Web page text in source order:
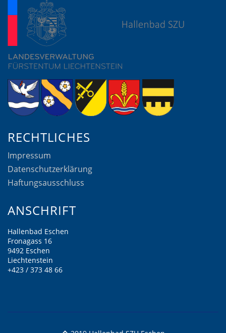
RECHTLICHES
Impressum
Datenschutzerklärung
Haftungsausschluss
ANSCHRIFT
Hallenbad Eschen
Fronagass 16
9492 Eschen
Liechtenstein
+423 / 373 48 66